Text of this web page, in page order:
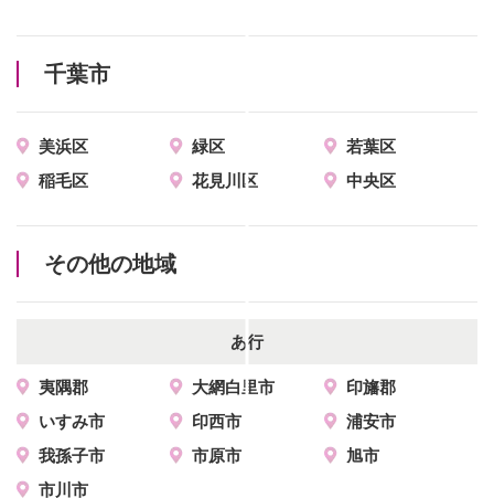
千葉市
美浜区 緑区
若葉区
稲毛区
花見川区 中央区
その他の地域
あ行
夷隅郡 大網白里市
印旛郡
いすみ市
印西市
浦安市
我孫子市
市原市
旭市
市川市